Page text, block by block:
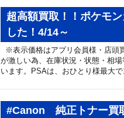
超高額買取！！ポケモ
した！4/14～
※表示価格はアプリ会員様・店頭
が激しい為、在庫状況・状態・相
います。PSAは、おひとり様最大で
#Canon 純正トナー買